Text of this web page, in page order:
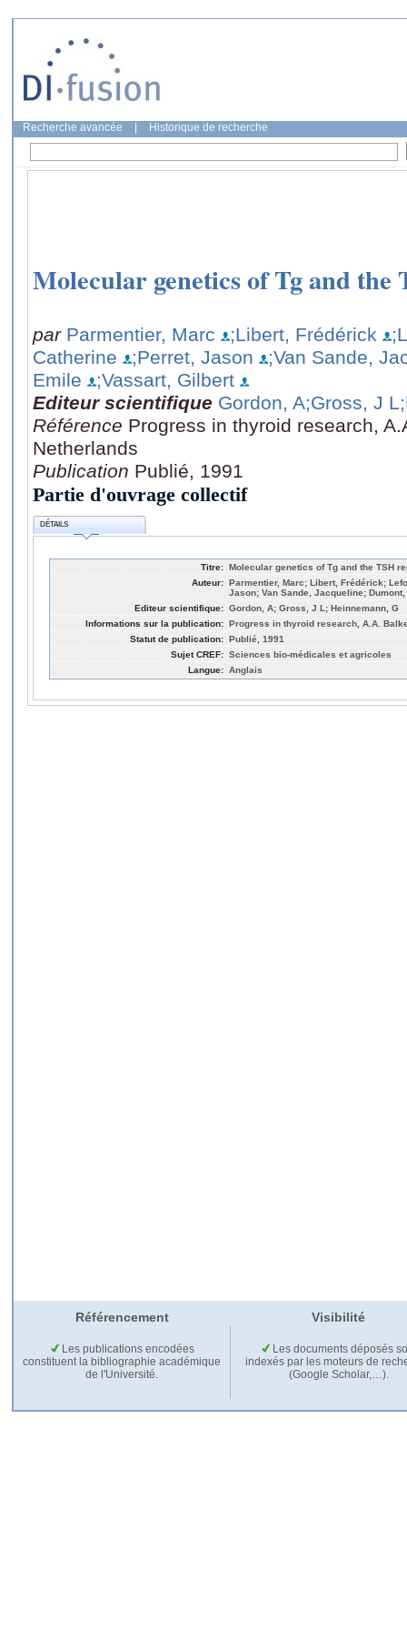
Recherche avancée Historique de recherche
Molecular genetics of Tg and the
par Parmentier, Marc ;Libert, Frédérick
Catherine
;Perret, Jason
;Van Sande,
Emile
;Vassart, Gilbert
Editeur scientifique Gordon, A;Gross, J L
Référence Progress in thyroid research,
Netherlands
Publication Publié, 1991
Partie d'ouvrage collectif
DÉTAILS
Titre: Molecular genetics of Tg and the TSH
Auteur: Parmentier, Marc; Libert, Frédérick;
Jason; Van Sande, Jacqueline;
Editeur scientifique: Gordon, A; Gross, J L; Heinnemann, G
Informations sur la publication: Progress in thyroid research, A.A.
Statut de publication: Publié, 1991
Sujet CREF: Sciences bio-médicales et agricoles
Langue: Anglais
Référencement Visibilité
Les publications encodées
constituent la bibliographie académique
de l'Université.
Les documents déposés
indexés par les moteurs de
(Google Scholar,…).